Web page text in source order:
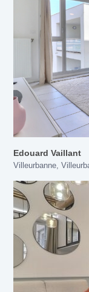
Edouard Vaillant
Villeurbanne,